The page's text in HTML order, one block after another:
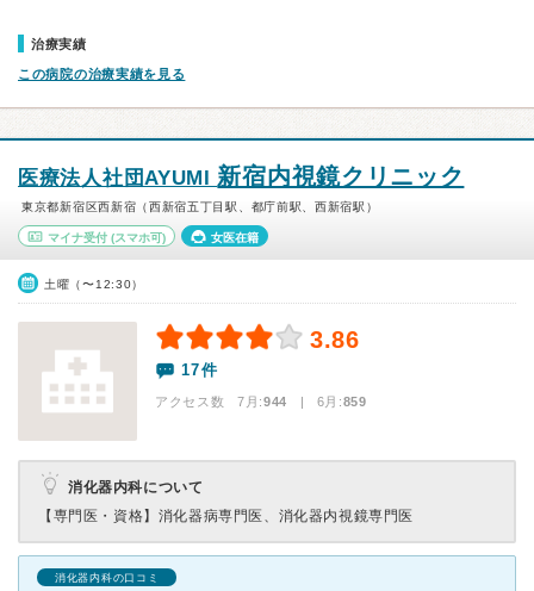
治療実績
この病院の治療実績を見る
医療法人社団AYUMI新宿内視鏡クリニック
東京都新宿区西新宿（西新宿五丁目駅、都庁前駅、西新宿駅）
マイナ受付 (スマホ可) 女医在籍
土曜（〜12:30）
3.86
17件
アクセス数 7月:944 | 6月:859
消化器内科について
【専門医・資格】 消化器病専門医、消化器内視鏡専門医
消化器内科の口コミ